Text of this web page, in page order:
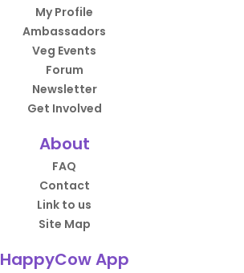
My Profile
Ambassadors
Veg Events
Forum
Newsletter
Get Involved
About
FAQ
Contact
Link to us
Site Map
HappyCow App